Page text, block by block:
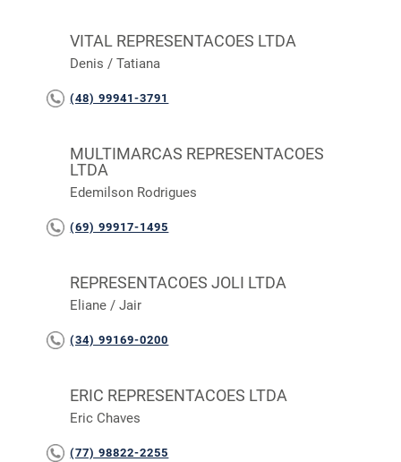
VITAL REPRESENTACOES LTDA
Denis / Tatiana
(48) 99941-3791
MULTIMARCAS REPRESENTACOES
LTDA
Edemilson Rodrigues
(69) 99917-1495
REPRESENTACOES JOLI LTDA
Eliane / Jair
(34) 99169-0200
ERIC REPRESENTACOES LTDA
Eric Chaves
(77) 98822-2255